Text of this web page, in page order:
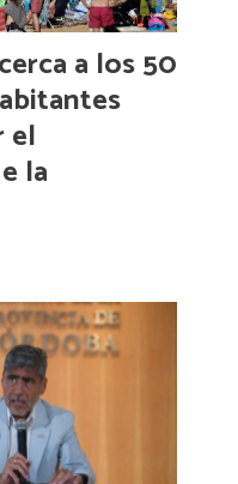
a los 50
el
la